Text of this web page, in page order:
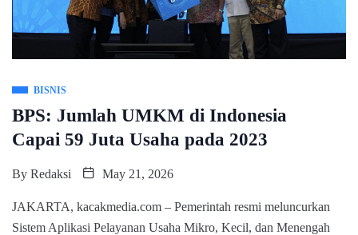
BISNIS
BPS: Jumlah UMKM di Indonesia
Capai 59 Juta Usaha pada 2023
By Redaksi May 21, 2026
JAKARTA, kacakmedia.com – Pemerintah resmi meluncurkan
Sistem Aplikasi Pelayanan Usaha Mikro, Kecil, dan Menengah